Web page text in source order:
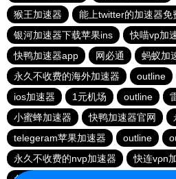
猴王加速器
能上twitter的加速器免
银河加速器下载苹果ins
快喵vp加
快鸭加速器app
网必通
蚂蚁加
永久不收费的海外加速器
outline
ios加速器
1元机场 outline
小蜜蜂加速器
快鸭加速器官网
telegeram苹果加速器
outline
永久不收费的nvp加速器
快连vρn